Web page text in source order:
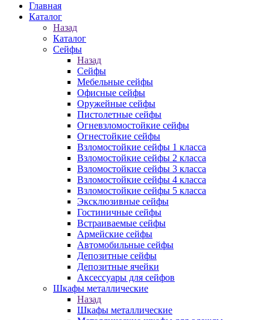
Главная
Каталог
Назад
Каталог
Сейфы
Назад
Сейфы
Мебельные сейфы
Офисные сейфы
Оружейные сейфы
Пистолетные сейфы
Огневзломостойкие сейфы
Огнестойкие сейфы
Взломостойкие сейфы 1 класса
Взломостойкие сейфы 2 класса
Взломостойкие сейфы 3 класса
Взломостойкие сейфы 4 класса
Взломостойкие сейфы 5 класса
Эксклюзивные сейфы
Гостиничные сейфы
Встраиваемые сейфы
Армейские сейфы
Автомобильные сейфы
Депозитные сейфы
Депозитные ячейки
Аксессуары для сейфов
Шкафы металлические
Назад
Шкафы металлические